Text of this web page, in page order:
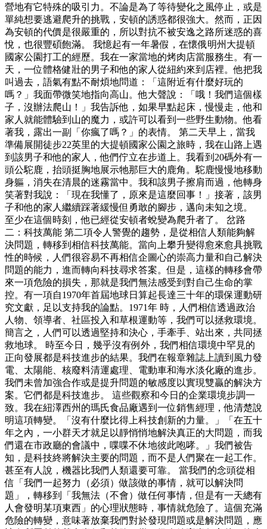
營地有它特殊的吸引力。不論是為了等待變化之風停止，或是
單純想要逃避爬升的挑戰，安頓的誘惑都很強大。然而，正因
為安頓的代價是很嚴重的，所以對抗不被安逸之路所迷惑的喜
悅，也很豐碩飽滿。 我憶起有一年暑假，在懷俄明州大提頓
國家公園打工的經歷。我在一家當地的烤肉店當服務生。有一
天，一位體格健壯的男子和他的家人從紐約來到店裡。他把我
叫過去，語氣有點不耐煩地問道：「這附近有什麼好玩的
嗎？」我面帶微笑地指向高山。他大聲說：「哦！我們這個樣
子，沒辦法爬山！」我告訴他，如果早點起床，慢慢走，他和
家人就能體驗到山的魔力，或許可以看到一些野生動物。他看
著我，露出一副「你瘋了嗎？」的表情。 第二天早上，當我
準備展開徒步22英里的大提頓國家公園之旅時，我在山路上遇
到該男子和他的家人，他們佇立在步道上。我看到20碼外有一
頭公駝鹿，抬頭挺胸地展示牠那巨大的鹿角。駝鹿慢慢地移動
身軀，消失在清晨的迷霧當中。我和該男子擦肩而過，他轉身
笑著對我說：「現在我懂了，原來是這麼回事！」接著，該男
子和他的家人繼續踩著緩慢但勇敢的腳步，邁向未知之境。
至少在這個時刻，他已經從安頓者蛻變為爬升者了。 岔路
二：科技萬能 第二項令人警覺的趨勢，是從相信人類能夠解
決問題，轉移到相信科技萬能。當向上攀升變得愈來愈具挑戰
性的時候，人們很容易不再相信企圖心的崇高力量和自己解決
問題的能力，進而轉向科技尋求答案。但是，這樣的轉移會帶
來一項危險的損失，那就是我們無法感受到對自己生命的掌
控。有一項自1970年首屆地球日算起長達三十年的環保運動研
究文獻，足以支持我的論點。1971年 時，人們相信透過政治
人物、領導者、社區投入和草根運動等，我們可以拯救環境。
簡言之，人們可以透過堅持和決心，手牽手、站出來，共同拯
救地球。 時至今日，幾乎沒有例外，我們相信環境中罕見的
正向發展都是科技進步的結果。我們在報章雜誌上讀到風力發
電、太陽能、核廢料清運處理、電動車和海水淡化廠的進步。
我們未曾加強合作或是提升問題的敏感度以實現雙贏的解決方
案。它們都是科技進步。 這些觀察和今日的企業環境步調一
致。我在紐澤西州的瑪氏食品廠遇到一位銷售經理，他清楚說
明這項轉變。「沒有什麼比得上科技創新的力量。」「在五十
年之內，一小群天才就足以靜悄悄地解決真正的大問題，而我
們還在市政廳的會議中，喋喋不休地彼此咆哮。」我們被告
知，是科技終將解決主要的問題，而不是人們聚在一起工作。
甚至有人說，機器比我們人類還要可靠。 當我們的念頭從相
信「我們一起努力（必須）做該做的事情，就可以解決問
題」，轉移到「我無法（不會）做任何事情，但是有一天總有
人會發明某項東西」的心理狀態時，事情就危險了。這個充滿
危險的轉變，意味著放棄我們對於發現問題或是解決問題，應